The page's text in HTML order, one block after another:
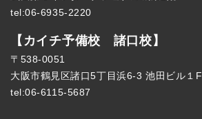
tel:06-6935-2220
【カイチ予備校 諸口校】
〒538-0051
大阪市鶴見区諸口5丁目浜6-3 池田ビル１F
tel:06-6115-5687